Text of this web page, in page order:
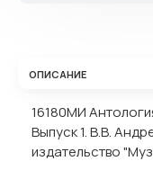
ОПИСАНИЕ
16180МИ
Выпуск 1. В.В.
издательство